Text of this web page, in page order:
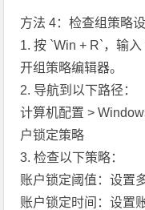
方法 4：检查组策略
1. 按 `Win + R`，输
开组策略编辑器。
2. 导航到以下路径：
计算机配置 >
户锁定策略
3. 检查以下策略：
账户锁定阈值：设置
账户锁定时间：设置